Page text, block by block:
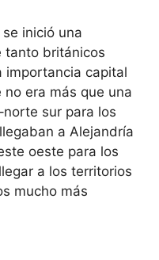
inició una
tanto británicos
importancia capital
era más que una
sur para los
a Alejandría
oeste para los
a los territorios
mucho más